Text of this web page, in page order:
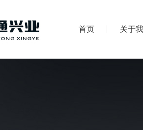
首页 关于